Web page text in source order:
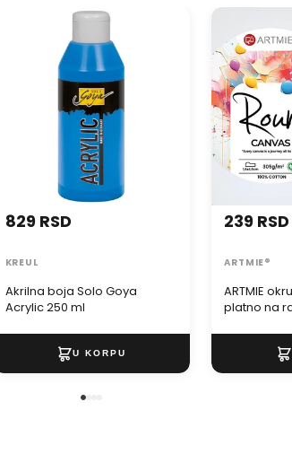
Akrilna boja Solo Goya Acrylic
Akrilna boja Solo Goya
Acrylic 250 ml
829 RSD
KREUL
ARTMIE
na ramu
ARTMIE
platno na
239 RSD
ARTMIE®